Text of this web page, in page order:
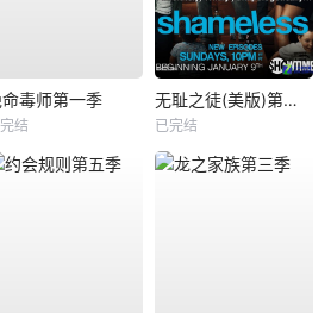
毒师第一季
结
无耻之徒(美版)第一季
已完结